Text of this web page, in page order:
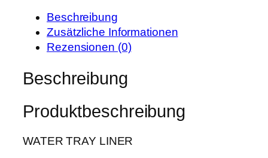
i
s
w
r
2
0
,
:
1
5
9
€
i
L
n
Beschreibung
Zusätzliche Informationen
Rezensionen (0)
Beschreibung
Produktbeschreibung
WATER TRAY LINER